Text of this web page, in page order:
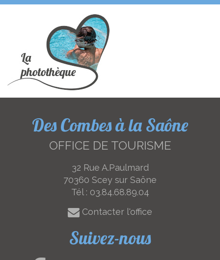
Des Combes à la Saône
OFFICE DE TOURISME
32 Rue A.Paulmard
70360 Scey sur Saône
Tél : 03.84.68.89.04
Contacter l'office
Suivez-nous